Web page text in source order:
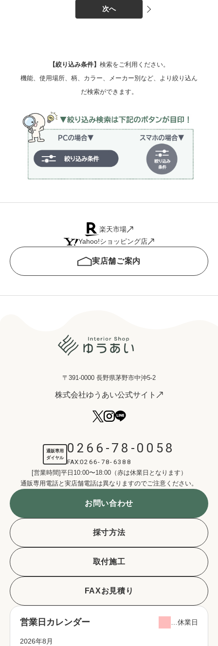
次へ
【絞り込み条件】 検索をご利用ください。
機能、使用場所、柄、カラー、メーカー別など、より絞り込ん
だ検索ができます。
楽天市場
Yahoo!ショッピング店
実店舗ご案内
〒391-0000 長野県茅野市中沖5-2
株式会社ゆうあい公式サイト
通販専用
ダイヤル
0266-78-0058
FAX:0266-78-6388
[営業時間]平日10:00〜18:00（赤は休業日となります）
通販専用電話と実店舗電話は異なりますのでご注意ください。
お問い合わせ
採寸方法
取付施工
FAXお見積り
営業日カレンダー …休業日
2026年8月